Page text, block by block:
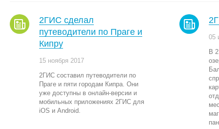
2ГИС сделал
путеводители по Праге и
Кипру
15 ноября 2017
2ГИС составил путеводители по
Праге и пяти городам Кипра. Они
уже доступны в онлайн-версии и
мобильных приложениях 2ГИС для
iOS и Android.
05
В